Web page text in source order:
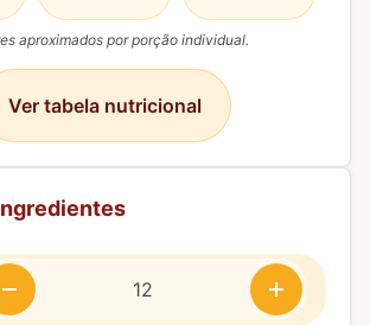
aproximados por porção individual.
Ver tabela nutricional